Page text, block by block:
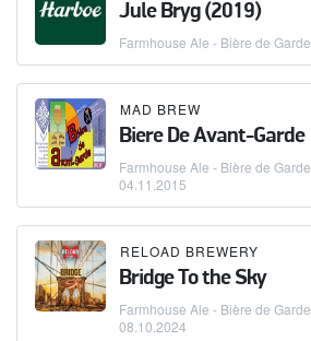
Jule Bryg (2019)
Farmhouse Ale - Bière de Garde
MAD BREW
Biere De Avant-Garde
Farmhouse Ale - Bière de Garde
04.11.2015
RELOAD BREWERY
Bridge To the Sky
Farmhouse Ale - Bière de Garde
08.10.2024